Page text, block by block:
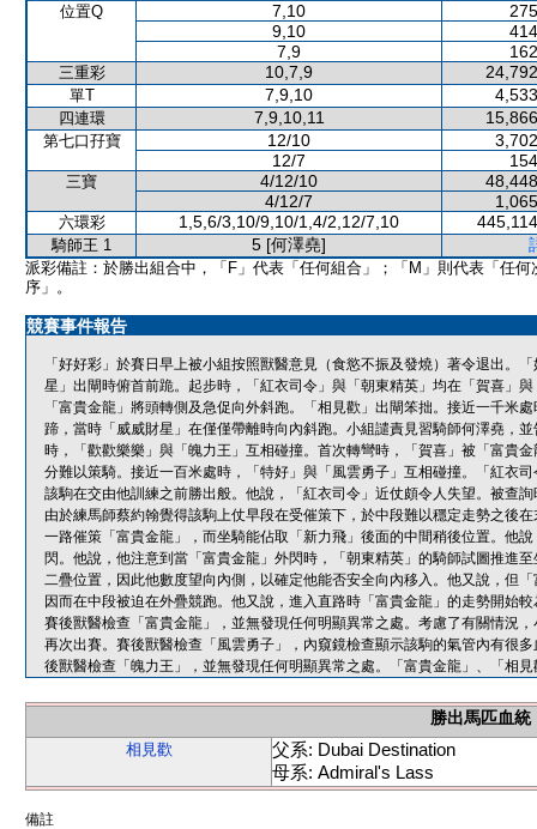
位置Q 7,10
9,10
7,9
三重彩 10,7,9
單T 7,9,10
四連環 7,9,10,11
第七口孖寶 12/10
12/7
三寶 4/12/10
4/12/7
六環彩 1,5,6/3,10/9,10/1,4/2,12/7,10
騎師王 1 5 [何澤堯]
派彩備註：於勝出組合中，「F」代表「任何組合」；「M」則代表「任何
序」。
競賽事件報告
「好好彩」於賽日早上被小組按照獸醫意見（食慾不振及發燒）著令退出。
星」出閘時俯首前跪。起步時，「紅衣司令」與「朝東精英」均在「賀喜」
「富貴金龍」將頭轉側及急促向外斜跑。「相見歡」出閘笨拙。接近一千米
蹄，當時「威威財星」在僅僅帶離時向內斜跑。小組譴責見習騎師何澤堯，
時，「歡歡樂樂」與「魄力王」互相碰撞。首次轉彎時，「賀喜」被「富貴
分難以策騎。接近一百米處時，「特好」與「風雲勇子」互相碰撞。「紅衣
該駒在交由他訓練之前勝出般。他說，「紅衣司令」近仗頗令人失望。被查
由於練馬師蔡約翰覺得該駒上仗早段在受催策下，於中段難以穩定走勢之後
一路催策「富貴金龍」，而坐騎能佔取「新力飛」後面的中間稍後位置。他
閃。他說，他注意到當「富貴金龍」外閃時，「朝東精英」的騎師試圖推進
二疊位置，因此他數度望向內側，以確定他能否安全向內移入。他又說，但
因而在中段被迫在外疊競跑。他又說，進入直路時「富貴金龍」的走勢開始
賽後獸醫檢查「富貴金龍」，並無發現任何明顯異常之處。考慮了有關情況
再次出賽。賽後獸醫檢查「風雲勇子」，內窺鏡檢查顯示該駒的氣管內有很
後獸醫檢查「魄力王」，並無發現任何明顯異常之處。「富貴金龍」、「相
勝出馬匹血統
相見歡
父系: Dubai Destination
母系: Admiral's Lass
備註